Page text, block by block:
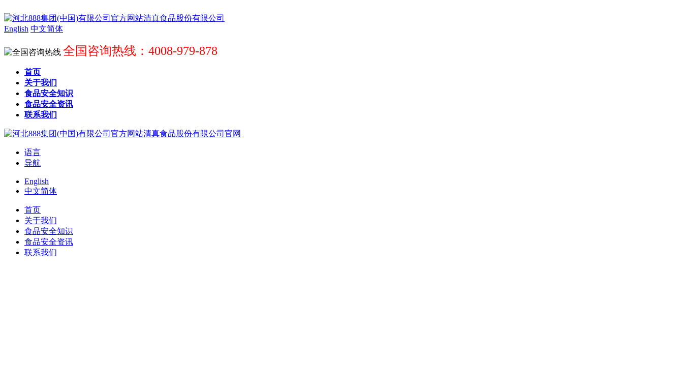
English 中文简体
全国咨询热线：4008-979-878
首页
关于我们
食品安全知识
食品安全资讯
联系我们
语言
导航
English
中文简体
首页
关于我们
食品安全知识
食品安全资讯
联系我们